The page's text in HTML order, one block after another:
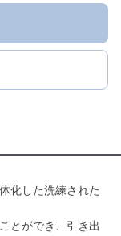
化した洗練された
とができ、引き出